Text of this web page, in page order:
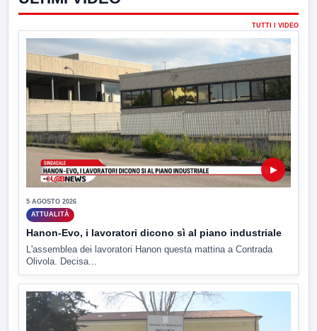
TUTTI I VIDEO
▶
5 AGOSTO 2026
ATTUALITÀ
Hanon-Evo, i lavoratori dicono sì al piano industriale
L'assemblea dei lavoratori Hanon questa mattina a Contrada
Olivola. Decisa...